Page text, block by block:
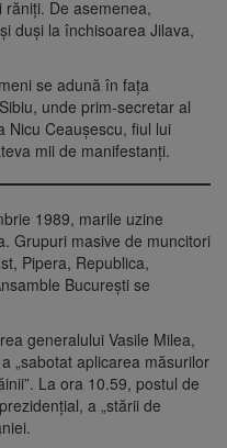
De asemenea,
duşi la închisoarea Jilava,
se adună în faţa
unde prim-secretar al
Nicu Ceauşescu, fiul lui
mii de manifestanţi.
1989, marile uzine
Grupuri masive de muncitori
Pipera, Republica,
Bucureşti se
generalului Vasile Milea,
„sabotat aplicarea măsurilor
La ora 10.59, postul de
a „stării de